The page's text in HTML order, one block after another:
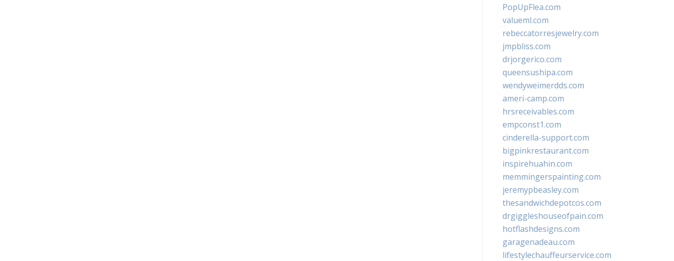
PopUpFlea.com
valueml.com
rebeccatorresjewelry.com
jmpbliss.com
drjorgerico.com
queensushipa.com
wendyweimerdds.com
ameri-camp.com
hrsreceivables.com
empconst1.com
cinderella-support.com
bigpinkrestaurant.com
inspirehuahin.com
memmingerspainting.com
jeremypbeasley.com
thesandwichdepotcos.com
drgiggleshouseofpain.com
hotflashdesigns.com
garagenadeau.com
lifestylechauffeurservice.com